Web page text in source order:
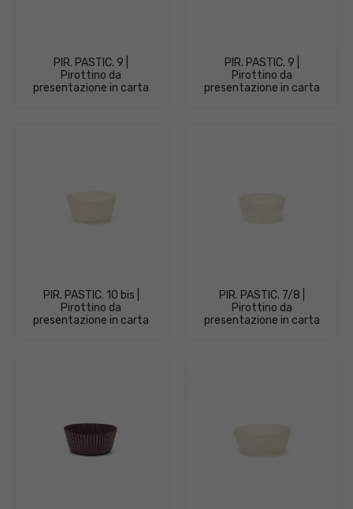
PIR. PASTIC. 9 |
Pirottino da
presentazione in carta
PIR. PASTIC. 9 |
Pirottino da
presentazione in carta
PIR. PASTIC. 10 bis |
Pirottino da
presentazione in carta
PIR. PASTIC. 7/8 |
Pirottino da
presentazione in carta